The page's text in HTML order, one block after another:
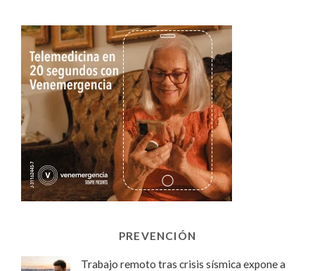
PREVENCIÓN
Trabajo remoto tras crisis sísmica expone a